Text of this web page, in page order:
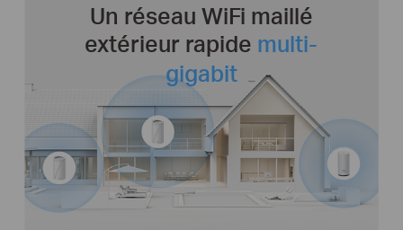
Un réseau WiFi maillé
extérieur rapide multi-
gigabit